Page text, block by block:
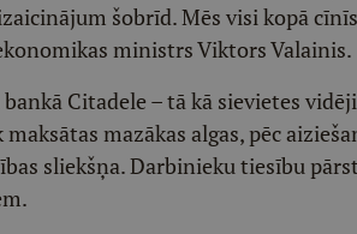
šobrīd. Mēs visi kopā
ministrs Viktors Valainis.
Citadele – tā kā sievietes
mazākas algas, pēc
sliekšņa. Darbinieku tiesību